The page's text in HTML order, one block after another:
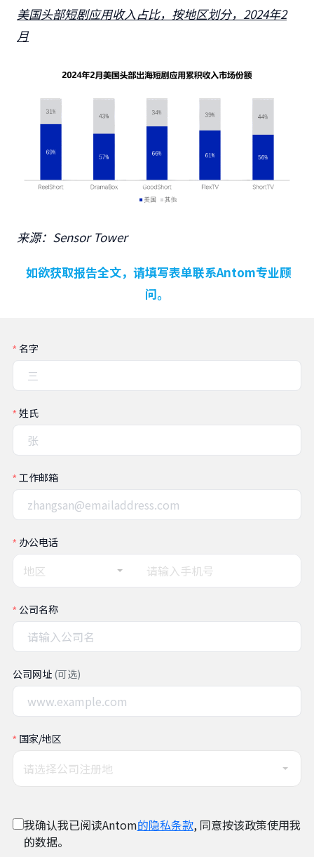
美国头部短剧应用收入占比，按地区划分， 2024年2
月
来源： Sensor Tower
如欲获取报告全文，请填写表单联系Antom专业顾
问。
名字
姓氏
工作邮箱
办公电话
地区
公司名称
公司网址 (可选)
国家/地区
请选择公司注册地
我确认我已阅读Antom的隐私条款, 同意按该政策使用我
的数据。